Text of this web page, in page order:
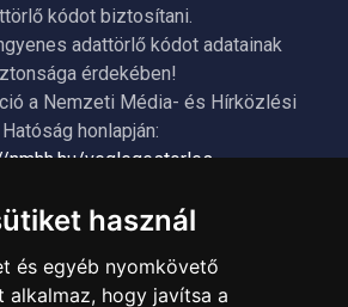
használ
és egyéb nyomkövető
alkalmaz, hogy javítsa a
kódot biztosítani.
adattörlő kódot adatainak
érdekében!
a Nemzeti Média- és Hírközlési
Hatóság honlapján:
nmhh.hu/veglegestorles